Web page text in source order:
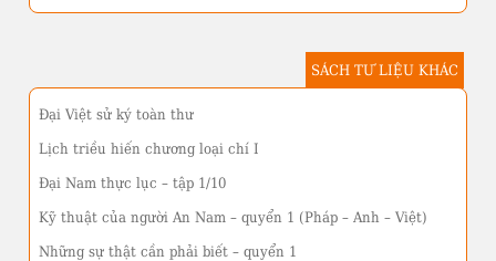
SÁCH TƯ LIỆU KHÁC
Đại Việt sử ký toàn thư
Lịch triều hiến chương loại chí I
Đại Nam thực lục – tập 1/10
Kỹ thuật của người An Nam – quyển 1 (Pháp – Anh – Việt)
Những sự thật cần phải biết – quyển 1